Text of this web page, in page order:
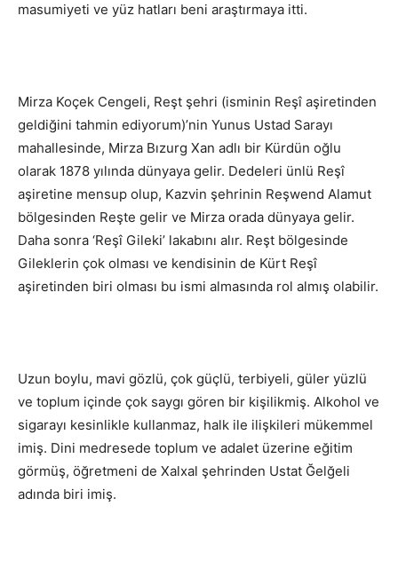
masumiyeti ve yüz hatları beni araştırmaya itti.
Mirza Koçek Cengeli, Reşt şehri (isminin Reşî aşiretinden
geldiğini tahmin ediyorum)’nin Yunus Ustad Sarayı
mahallesinde, Mirza Bızurg Xan adlı bir Kürdün oğlu
olarak 1878 yılında dünyaya gelir. Dedeleri ünlü Reşî
aşiretine mensup olup, Kazvin şehrinin Reşwend Alamut
bölgesinden Reşte gelir ve Mirza orada dünyaya gelir.
Daha sonra ‘Reşî Gileki’ lakabını alır. Reşt bölgesinde
Gileklerin çok olması ve kendisinin de Kürt Reşî
aşiretinden biri olması bu ismi almasında rol almış olabilir.
Uzun boylu, mavi gözlü, çok güçlü, terbiyeli, güler yüzlü
ve toplum içinde çok saygı gören bir kişilikmiş. Alkohol ve
sigarayı kesinlikle kullanmaz, halk ile ilişkileri mükemmel
imiş. Dini medresede toplum ve adalet üzerine eğitim
görmüş, öğretmeni de Xalxal şehrinden Ustat Ğelğeli
adında biri imiş.